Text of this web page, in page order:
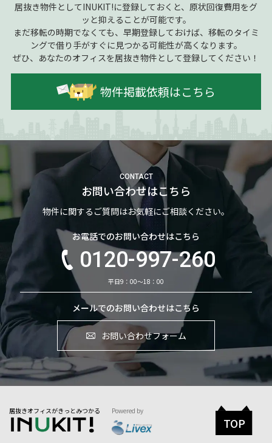
居抜き物件としてINUKIT!に登録しておくと、原状回復費用をグ
ッと抑えることが可能です。
まだ移転の時期でなくても、早期登録しておけば、移転のタイミ
ングで借り手がすぐに見つかる可能性が高くなります。
ぜひ、あなたのオフィスを居抜き物件として登録してください！
物件掲載依頼はこちら
CONTACT
お問い合わせはこちら
物件に関するご質問はお気軽にご相談ください。
お電話でのお問い合わせはこちら
0120-997-260
平日9：00～18：00
メールでのお問い合わせはこちら
お問い合わせフォーム
居抜きオフィスがきっとみつかる Powered by
TOP